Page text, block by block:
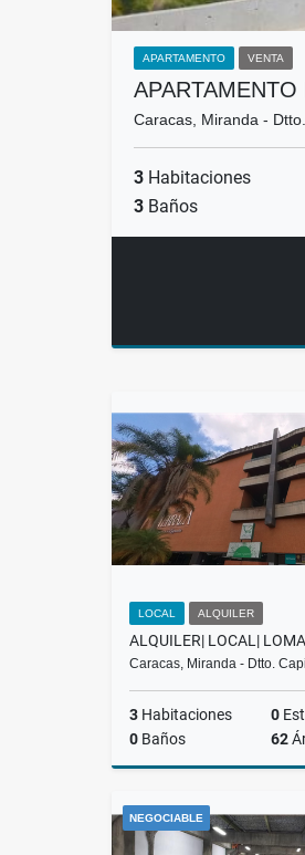
APARTAMENTO VENTA
Caracas, Miranda -
3 Habitaciones
3 Baños
LOCAL ALQUILER
Caracas, Miranda - Dtto.
3 Habitaciones 0
0 Baños 62
US$280
NEGOCIABLE